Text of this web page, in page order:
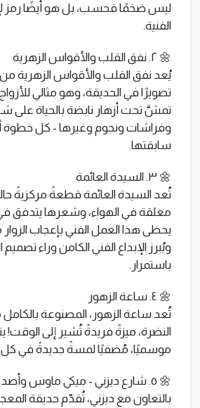
ليس ضخمًا فحسب، بل هو أيضًا رمز
الفنية.
🌼 ٢. نفق القلب والأقواس الزهرية
يُعد نفق القلب والأقواس الزهرية من
تصويرًا في الحديقة، وهو مثالي
تمشَّ تحت أزهار نابضة بالحياة
وفراشات ونجوم وغيرها - كل خطوة
سابقتها.
🌼 ٣. السيدة العائمة
تُعد السيدة العائمة قطعةً مركزيةً
معلقة في الهواء، وشعرها يتدفق
يحظى هذا العمل الفني بإعجاب الزوار
ويُبرز الإبداع الفني الكامن وراء
باستمرار.
🌼 ٤. ساعة الزهور
تُعد ساعة الزهور، المصنوعة بالكامل
النضرة، ميزةً فريدةً تُشير إلى الوقت!
موسميًا، مُضفيًا لمسةً جديدةً في كل
🌼 ٥. شارع ديزني - ميكي ماوس وأصدقاؤه
بالتعاون مع ديزني، تُقدّم حديقة